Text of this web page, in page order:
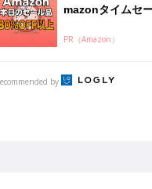
mazonタイムセ
PR（Amazon）
by